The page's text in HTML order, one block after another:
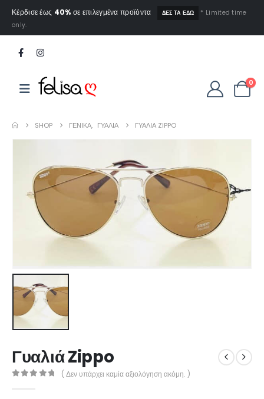
Κέρδισε έως 40% σε επιλεγμένα προϊόντα ΔΕΣ ΤΑ ΕΔΩ
* Limited time
only.
0
SHOP ΓΕΝΙΚΆ, ΓΥΑΛΙΑ ΓΥΑΛΙΆ ZIPPO
Γυαλιά Zippo
( Δεν υπάρχει καμία αξιολόγηση ακόμη. )